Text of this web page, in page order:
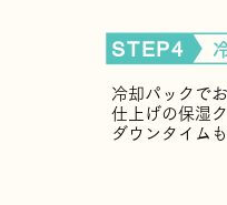
STEP4
冷却パックで
仕上げの保湿
ダウンタイム